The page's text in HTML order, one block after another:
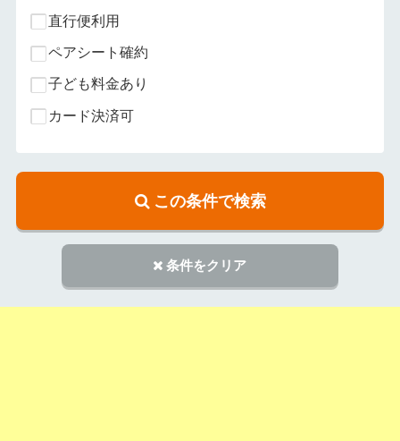
直行便利用
ペアシート確約
子ども料金あり
カード決済可
この条件で検索
条件をクリア